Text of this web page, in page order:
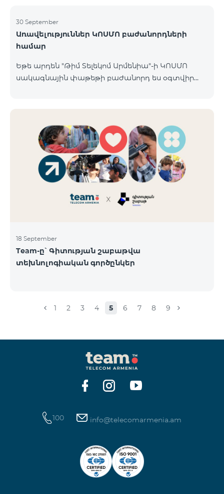
30 September
Առավելություններ ԿՈՍՄՈ բաժանորդների
համար
Եթե արդեն "Թիմ Տելեկոմ Արմենիա"-ի ԿՈՍՄՈ
սակագնային փաթեթի բաժանորդ ես օգտվիր
մեկ հպումով ու անսպառ ինտերնետով Smart
Place-ի Aqara սարքավորումներով։ ԿՈՍՄՈ
ծառայությունների փաթեթների գործող բոլոր
բաժանորդները ունեն հնարավորություն ձեռք
բերելու Aqara ապրանքանիշի խելացի
սարքավորումները հատուկ պայմաններով։
Սարքավորումները հասանելի են HomPlex-ի team
18 September
Team-ը՝ Գիտության շաբաթվա
տեխնոլոգիական գործընկեր
1 2 3 4 5 6 7 8 9
100 info@telecomarmenia.am